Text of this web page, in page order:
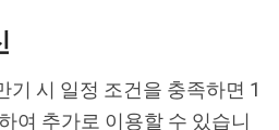
기 시 일정 조건을 충족하면 1
여 추가로 이용할 수 있습니